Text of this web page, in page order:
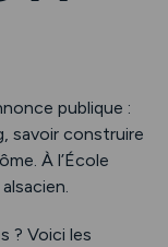
publique :
savoir construire
À l’École
? Voici les